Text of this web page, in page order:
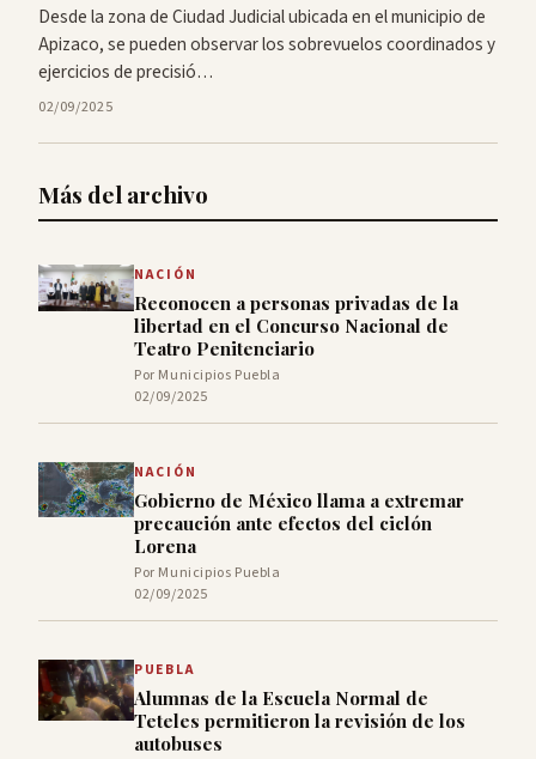
Desde la zona de Ciudad Judicial ubicada en el municipio de
Apizaco, se pueden observar los sobrevuelos coordinados y
ejercicios de precisió…
02/09/2025
Más del archivo
NACIÓN
Reconocen a personas privadas de la
libertad en el Concurso Nacional de
Teatro Penitenciario
Por Municipios Puebla
02/09/2025
NACIÓN
Gobierno de México llama a extremar
precaución ante efectos del ciclón
Lorena
Por Municipios Puebla
02/09/2025
PUEBLA
Alumnas de la Escuela Normal de
Teteles permitieron la revisión de los
autobuses